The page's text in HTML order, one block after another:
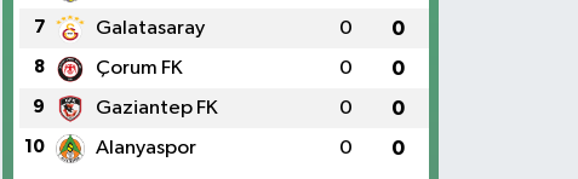
7 Galatasaray 0 0
8 Çorum FK 0 0
9 Gaziantep FK 0 0
10 Alanyaspor 0 0